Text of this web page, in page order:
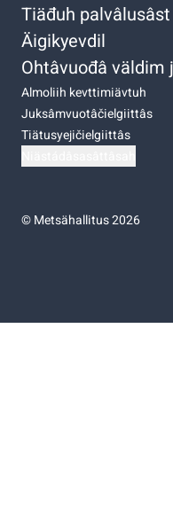
Tiäđuh palvâlusâst
Äigikyevdil
Ohtâvuođâ
Almoliih kevttimiävtuh
Juksâmvuotâčielgiittâs
Tiätusyejičielgiittâs
©Metsähallitus 2026